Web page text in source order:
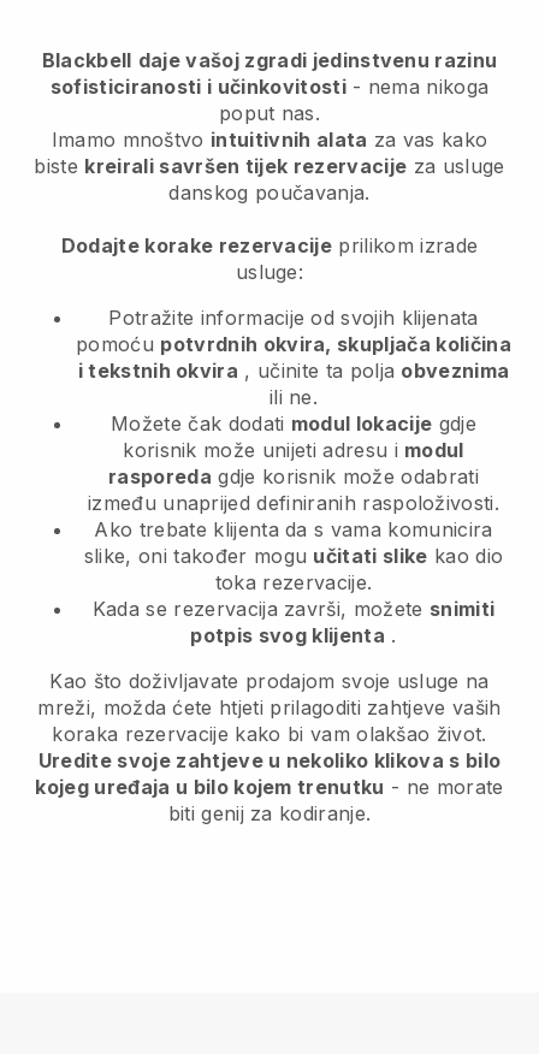
Blackbell daje vašoj zgradi jedinstvenu razinu
sofisticiranosti i učinkovitosti- nema nikoga
poput nas.
Imamo mnoštvo intuitivnih alata za vas kako
biste kreirali savršen tijek rezervacije za usluge
danskog poučavanja.
Dodajte korake rezervacije prilikom izrade
usluge:
Potražite informacije od svojih klijenata
pomoću potvrdnih okvira, skupljača količina
i tekstnih okvira , učinite ta polja obveznima
ili ne.
Možete čak dodati modul lokacije gdje
korisnik može unijeti adresu i modul
rasporeda gdje korisnik može odabrati
između unaprijed definiranih raspoloživosti.
Ako trebate klijenta da s vama komunicira
slike, oni također mogu učitati slike kao dio
toka rezervacije.
Kada se rezervacija završi, možete snimiti
potpis svog klijenta .
Kao što doživljavate prodajom svoje usluge na
mreži, možda ćete htjeti prilagoditi zahtjeve vaših
koraka rezervacije kako bi vam olakšao život.
Uredite svoje zahtjeve u nekoliko klikova s bilo
kojeg uređaja u bilo kojem trenutku - ne morate
biti genij za kodiranje.